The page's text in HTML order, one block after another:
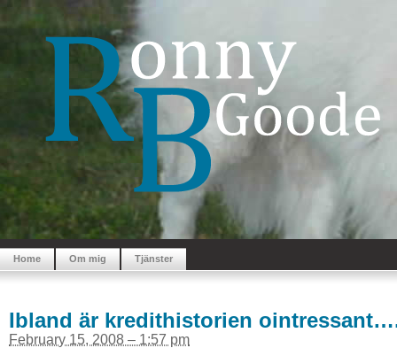
Home Om mig Tjänster
Ibland är kredithistorien
February 15, 2008 – 1:57 pm